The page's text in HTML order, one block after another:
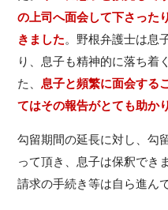
の上司へ面会して下さった
きました。野根弁護士は息
り、息子も精神的に落ち着
た、 息子と頻繁に面会する
てはその報告がとても助か
勾留期間の延長に対し、勾
って頂き、息子は保釈でき
請求の手続き等は自ら進ん